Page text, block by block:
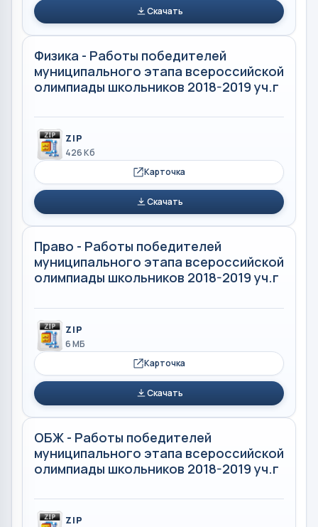
Скачать
Физика - Работы победителей
муниципального этапа всероссийской
олимпиады школьников 2018-2019 уч.г
ZIP
426 Кб
Карточка
Скачать
Право - Работы победителей
муниципального этапа всероссийской
олимпиады школьников 2018-2019 уч.г
ZIP
6 МБ
Карточка
Скачать
ОБЖ - Работы победителей
муниципального этапа всероссийской
олимпиады школьников 2018-2019 уч.г
ZIP